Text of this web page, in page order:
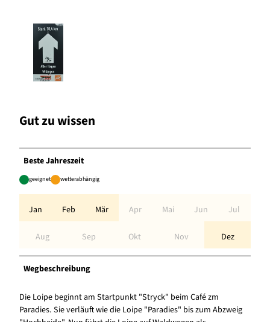
Gut zu wissen
Beste Jahreszeit
geeignet wetterabhängig
Jan Feb Mär Apr Mai Jun Jul
Aug Sep Okt Nov Dez
Wegbeschreibung
Die Loipe beginnt am Startpunkt "Stryck" beim Café zm
Paradies. Sie verläuft wie die Loipe "Paradies" bis zum Abzweig